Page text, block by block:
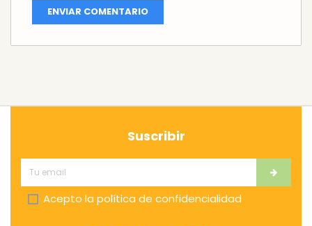
Suscribir
Acepto la política de confidencialidad